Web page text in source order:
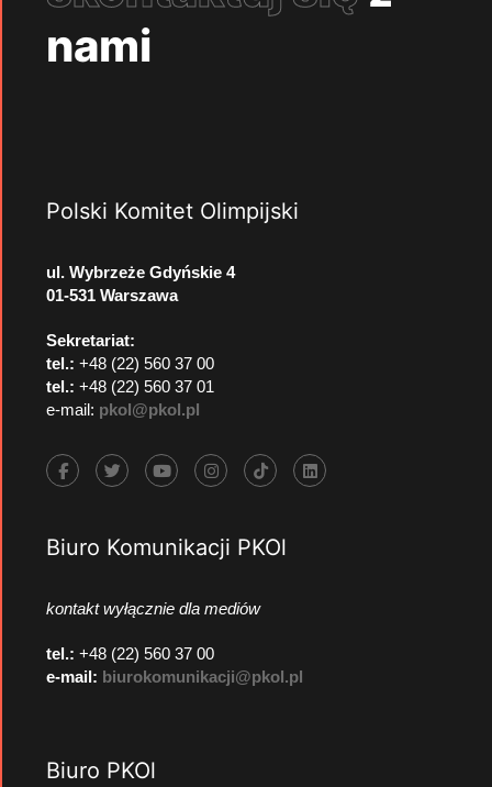
nami
Polski Komitet Olimpijski
ul. Wybrzeże Gdyńskie 4
01-531 Warszawa
Sekretariat:
tel.: +48 (22) 560 37 00
tel.: +48 (22) 560 37 01
e-mail: pkol@pkol.pl
Biuro Komunikacji PKOl
kontakt wyłącznie dla mediów
tel.: +48 (22) 560 37 00
e-mail: biurokomunikacji@pkol.pl
Biuro PKOl